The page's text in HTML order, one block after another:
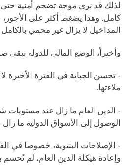
لذلك قد نرى موجة تضخم أمنية حتى
كامل. وهذا يضغط أكثر على
المداخيل لا يزال غير محمي
وأخيراً، الوضع المالي للدولة يبقى
- تحسن الجباية في الفترة الأخيرة
ملاءتها.
- الدين العام ما زال عند مستويات
الوصول إلى الأسواق الدولية ما
- الإصلاحات البنيوية، خصوصا في
وإعادة هيكلة الدين العام، لم تُحسم